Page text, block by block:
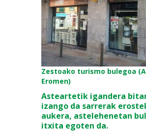
Zestoako turismo bulegoa
Eromen)
Asteartetik igandera
izango da sarrerak
aukera, astelehenetan
itxita egoten da.